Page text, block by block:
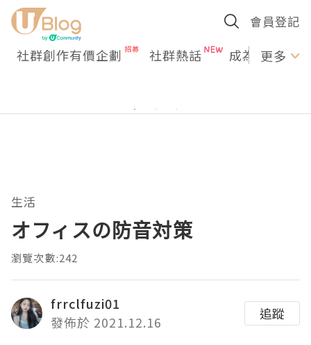
會員登記
社群創作有價企劃 社群熱話 成為U更多
生活
オフィスの防音対策
瀏覽次數:242
frrclfuzi01
發佈於 2021.12.16
追蹤